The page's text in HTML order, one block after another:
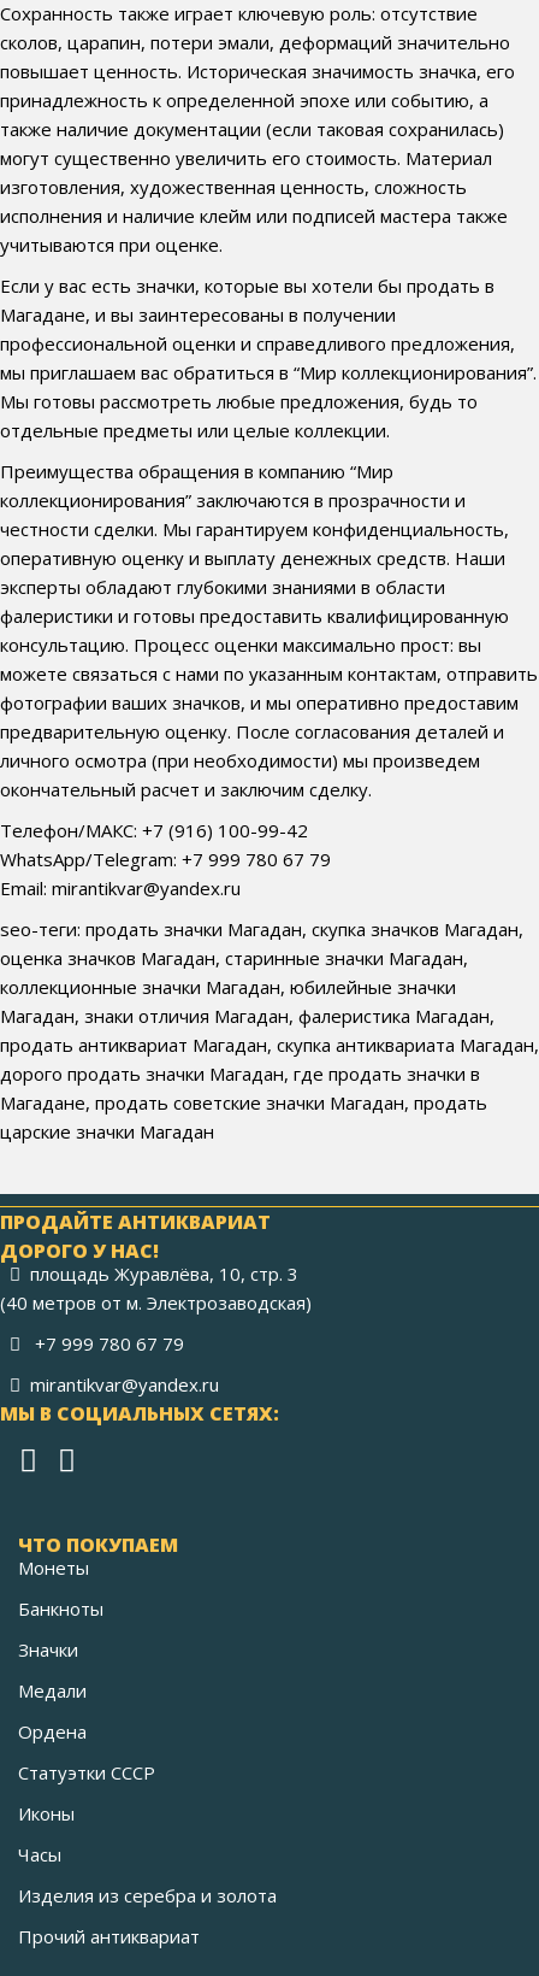
Сохранность также играет ключевую роль: отсутствие
сколов, царапин, потери эмали, деформаций значительно
повышает ценность. Историческая значимость значка, его
принадлежность к определенной эпохе или событию, а
также наличие документации (если таковая сохранилась)
могут существенно увеличить его стоимость. Материал
изготовления, художественная ценность, сложность
исполнения и наличие клейм или подписей мастера также
учитываются при оценке.
Если у вас есть значки, которые вы хотели бы продать в
Магадане, и вы заинтересованы в получении
профессиональной оценки и справедливого предложения,
мы приглашаем вас обратиться в “Мир коллекционирования”.
Мы готовы рассмотреть любые предложения, будь то
отдельные предметы или целые коллекции.
Преимущества обращения в компанию “Мир
коллекционирования” заключаются в прозрачности и
честности сделки. Мы гарантируем конфиденциальность,
оперативную оценку и выплату денежных средств. Наши
эксперты обладают глубокими знаниями в области
фалеристики и готовы предоставить квалифицированную
консультацию. Процесс оценки максимально прост: вы
можете связаться с нами по указанным контактам, отправить
фотографии ваших значков, и мы оперативно предоставим
предварительную оценку. После согласования деталей и
личного осмотра (при необходимости) мы произведем
окончательный расчет и заключим сделку.
Телефон/МАКС: +7 (916) 100-99-42
WhatsApp/Telegram: +7 999 780 67 79
Email: mirantikvar@yandex.ru
seo-теги: продать значки Магадан, скупка значков Магадан,
оценка значков Магадан, старинные значки Магадан,
коллекционные значки Магадан, юбилейные значки
Магадан, знаки отличия Магадан, фалеристика Магадан,
продать антиквариат Магадан, скупка антиквариата Магадан,
дорого продать значки Магадан, где продать значки в
Магадане, продать советские значки Магадан, продать
царские значки Магадан
ПРОДАЙТЕ АНТИКВАРИАТ
ДОРОГО У НАС!
площадь Журавлёва, 10, стр. 3
(40 метров от м. Электрозаводская)
+7 999 780 67 79
mirantikvar@yandex.ru
МЫ В СОЦИАЛЬНЫХ СЕТЯХ:
ЧТО ПОКУПАЕМ
Монеты
Банкноты
Значки
Медали
Ордена
Статуэтки СССР
Иконы
Часы
Изделия из серебра и золота
Прочий антиквариат